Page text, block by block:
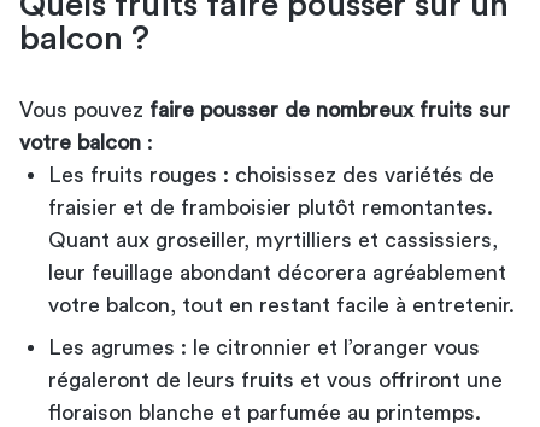
balcon ?
Vous pouvez faire pousser de nombreux fruits sur
votre balcon :
Les fruits rouges : choisissez des variétés de
fraisier et de framboisier plutôt remontantes.
Quant aux groseiller, myrtilliers et cassissiers,
leur feuillage abondant décorera agréablement
votre balcon, tout en restant facile à entretenir.
Les agrumes : le citronnier et l’oranger vous
régaleront de leurs fruits et vous offriront une
floraison blanche et parfumée au printemps.